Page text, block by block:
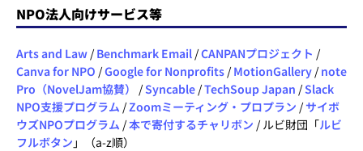
NPO法人向けサービス等
Arts and Law / Benchmark Email /CANPANプロジェクト /
Canva for NPO /Google for Nonprofits / MotionGallery / note
Pro（NovelJam協賛）
/Syncable /TechSoup Japan /Slack
NPO支援プログラム /Zoomミーティング・プロプラン /サイボ
ウズNPOプログラム /本で寄付するチャリボン / ルビ財団「ルビ
フルボタン 」（a-z順）